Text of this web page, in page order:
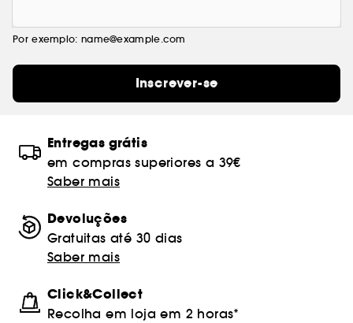
Por exemplo: name@example.com
Inscrever-se
Entregas grátis
em compras superiores a 39€
Saber mais
Devoluções
Gratuitas até 30 dias
Saber mais
Click&Collect
Recolha em loja em 2 horas*